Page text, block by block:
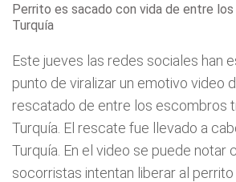
Perrito es sacado con vida de entre
Turquía
Este jueves las redes sociales han
punto de viralizar un emotivo video
rescatado de entre los escombros
Turquía. El rescate fue llevado a
Turquía. En el video se puede notar
socorristas intentan liberar al